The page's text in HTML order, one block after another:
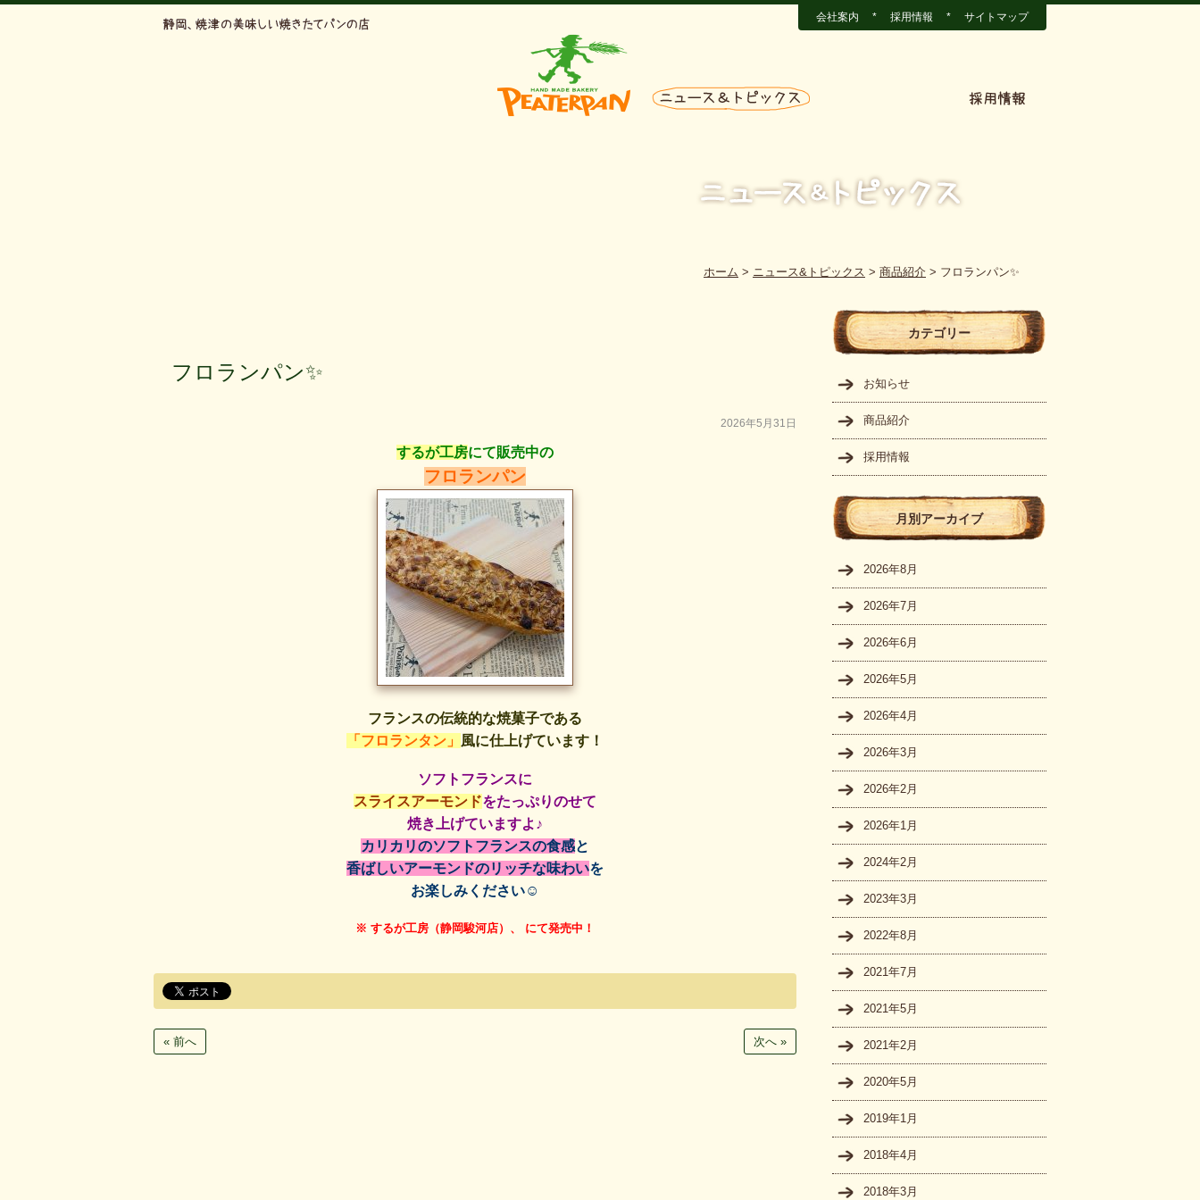
会社案内 * 採用情報 * サイトマップ
ホーム > ニュース&トピックス > 商品紹介 > フロランパン✨
フロランパン✨
2026年5月31日
するが工房にて販売中の
フロランパン
フランスの伝統的な焼菓子である
「フロランタン」 風に仕上げています！
ソフトフランスに
スライスアーモンドをたっぷりのせて
焼き上げていますよ♪
カリカリのソフトフランスの食感と
香ばしいアーモンドのリッチな味わいを
お楽しみください☺
※ するが工房（静岡駿河店）、 にて発売中！
« 前へ 次へ »
カテゴリー
お知らせ
商品紹介
採用情報
月別アーカイブ
2026年8月
2026年7月
2026年6月
2026年5月
2026年4月
2026年3月
2026年2月
2026年1月
2024年2月
2023年3月
2022年8月
2021年7月
2021年5月
2021年2月
2020年5月
2019年1月
2018年4月
2018年3月